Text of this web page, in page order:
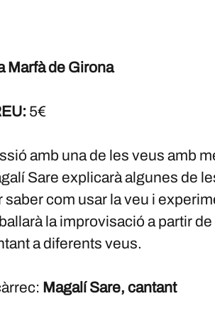
Marfà de Girona
5€
amb una de les veus amb
Sare explicarà algunes de
saber com usar la veu i
la improvisació a partir
a diferents veus.
Magalí Sare, cantant